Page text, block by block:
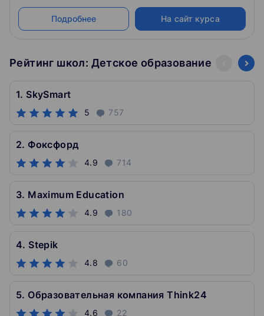
Подробнее На сайт курса
Рейтинг школ: Детское образование
1. SkySmart
5 757
2. Фоксфорд
4.9 714
3. Maximum Education
4.9 180
4. Stepik
4.8 60
5. Образовательная компания Think24
4.6 22